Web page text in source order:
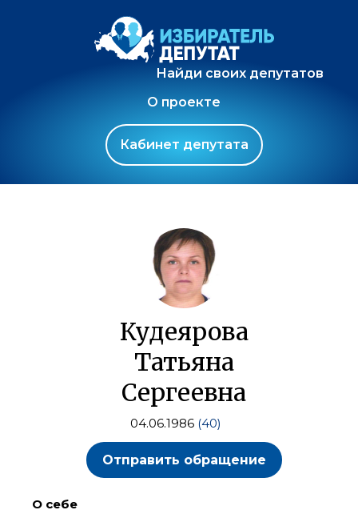
Найди своих депутатов
О проекте
Кабинет депутата
Кудеярова
Татьяна
Сергеевна
04.06.1986 (40)
Отправить обращение
О себе